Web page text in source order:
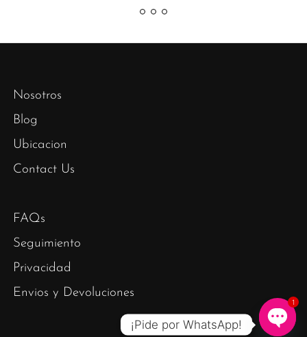
Nosotros
Blog
Ubicacion
Contact Us
FAQs
Seguimiento
Privacidad
Envios y Devoluciones
¡Pide por WhatsApp!
1